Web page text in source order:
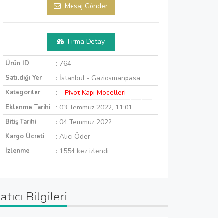
Mesaj Gönder
Firma Detay
Ürün ID : 764
Satıldığı Yer : İstanbul - Gaziosmanpasa
Kategoriler : Pivot Kapı Modelleri
Eklenme Tarihi : 03 Temmuz 2022, 11:01
Bitiş Tarihi : 04 Temmuz 2022
Kargo Ücreti : Alıcı Öder
İzlenme : 1554 kez izlendi
Bilgileri